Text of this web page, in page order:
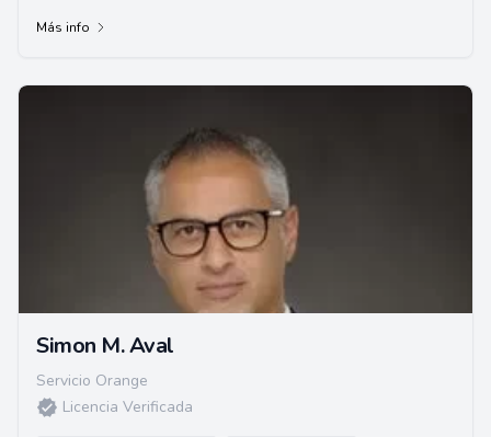
perfil.
Más info
Simon M. Aval
Servicio Orange
Licencia Verificada